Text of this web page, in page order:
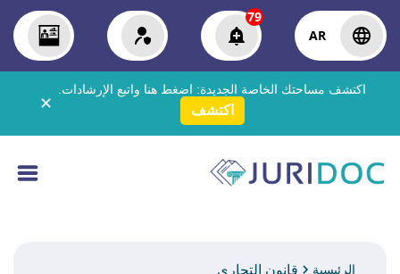
AR
79
اكتشف مساحتك الخاصة الجديدة: اضغط هنا واتبع الإرشادات.
اكتشف ✕
الرئيسية قانون التجاري